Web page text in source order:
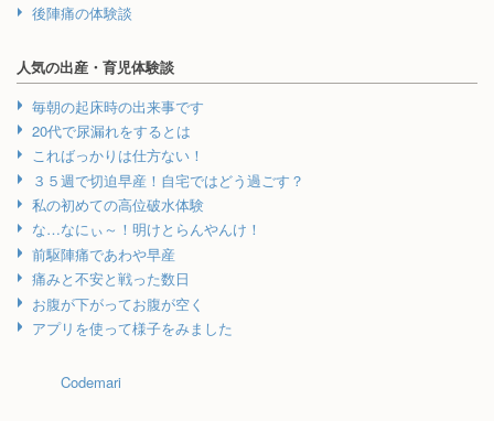
後陣痛の体験談
人気の出産・育児体験談
毎朝の起床時の出来事です
20代で尿漏れをするとは
こればっかりは仕方ない！
３５週で切迫早産！自宅ではどう過ごす？
私の初めての高位破水体験
な…なにぃ～！明けとらんやんけ！
前駆陣痛であわや早産
痛みと不安と戦った数日
お腹が下がってお腹が空く
アプリを使って様子をみました
Codemari